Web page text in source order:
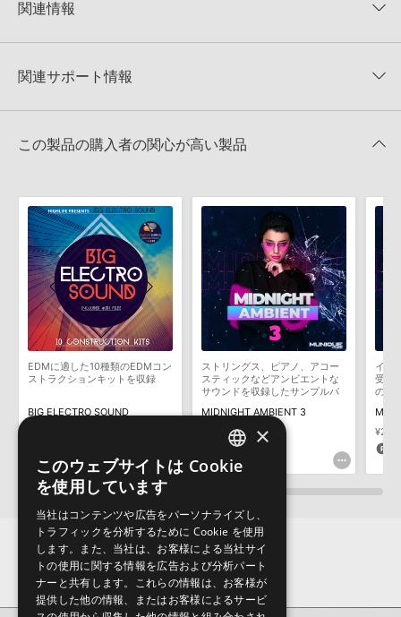
★4
★1
0%
でお使いいただけます。無償版のKONTAKT PLAYERではお使いい
4GBを超えるデータに関するご注意：
FAT32でフォーマットされた
きます際には、NTFSやHFS＋でフォーマットされたHDDをご用意
いただく必要がございます。
知らせするメールの2通が送信されます。メールに記載されており
ます説明に沿って、製品のダウンロード／導入を行って下さい。
サンプルパック製品には、原則として日本語版操作マニュアルをご
用意しておりません。ご購入後のご不明点や詳細に関するお問い合
わせなどはテクニカルサポート
までご連絡ください。
デモソングは、製品収録サウンドを使ってできることを紹介するた
めのデモンストレーション用の楽曲です。原則として、デモソング
そのものをお使いいただくことはできません。また、デモソングを
構成する全てのサウンドが、サンプルパックに含まれていることを
保証するものではありません。
しかねます。
関連情報
50%OFF！サマーセール！
関連サポート情報
2022.06.06
2022.06.06
加方法
マークのついた情報は、該当する製品のご購入ユーザー様専用となって
おります。ご覧頂くには、該当する製品をご購入頂く必要がございます。
PROGRESSIVE TRANCE & ELECTRO VOL.2のサポート情報
この製品の購入者の関心が高い製品
EDMに適した10種類のEDMコン
ストラクションキットを収録
BIG ELECTRO SOUND
ストリングス、ピアノ、アコー
スティックなどアンビエントな
サウンドを収録したサンプルパ
MIDNIGHT AMBIENT 3
¥2,717
135pt
イン
受け
の音
ENGLISH
×
このウェブサイトは Cookie
を使用しています
当社はコンテンツや広告をパーソナライズし、
トラフィックを分析するために Cookie を使用
します。また、当社は、お客様による当社サイ
トの使用に関する情報を広告および分析パート
ナーと共有します。これらの情報は、お客様が
提供した他の情報、またはお客様によるサービ